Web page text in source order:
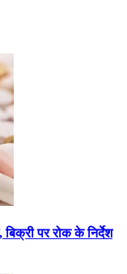
पर रोक के निर्देश